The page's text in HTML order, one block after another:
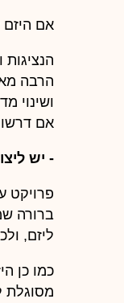
אם היזם
הרבה
ושינוי
אם דרשו
- יש ליצור
פרויקט
ליזם,
כמו כן
מסוגלת